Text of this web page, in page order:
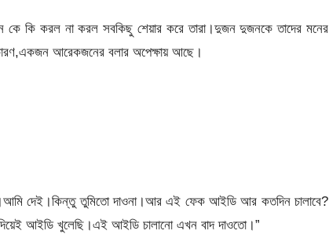
কি করল না করল সবকিছু শেয়ার করে তারা।দুজন দুজনকে তাদের মনের
আরেকজনের বলার অপেক্ষায় আছে।
দেই।কিন্তু তুমিতো দাওনা।আর এই ফেক আইডি আর কতদিন চালাবে?
আইডি খুলেছি।এই আইডি চালানো এখন বাদ দাওতো।”